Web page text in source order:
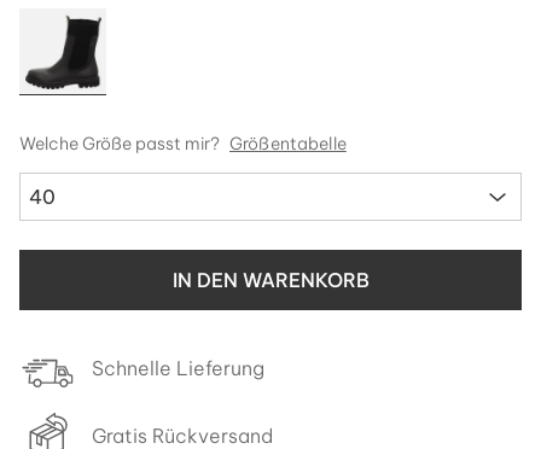
Welche Größe passt mir? Größentabelle
40
IN DEN WARENKORB
Schnelle Lieferung
Gratis Rückversand